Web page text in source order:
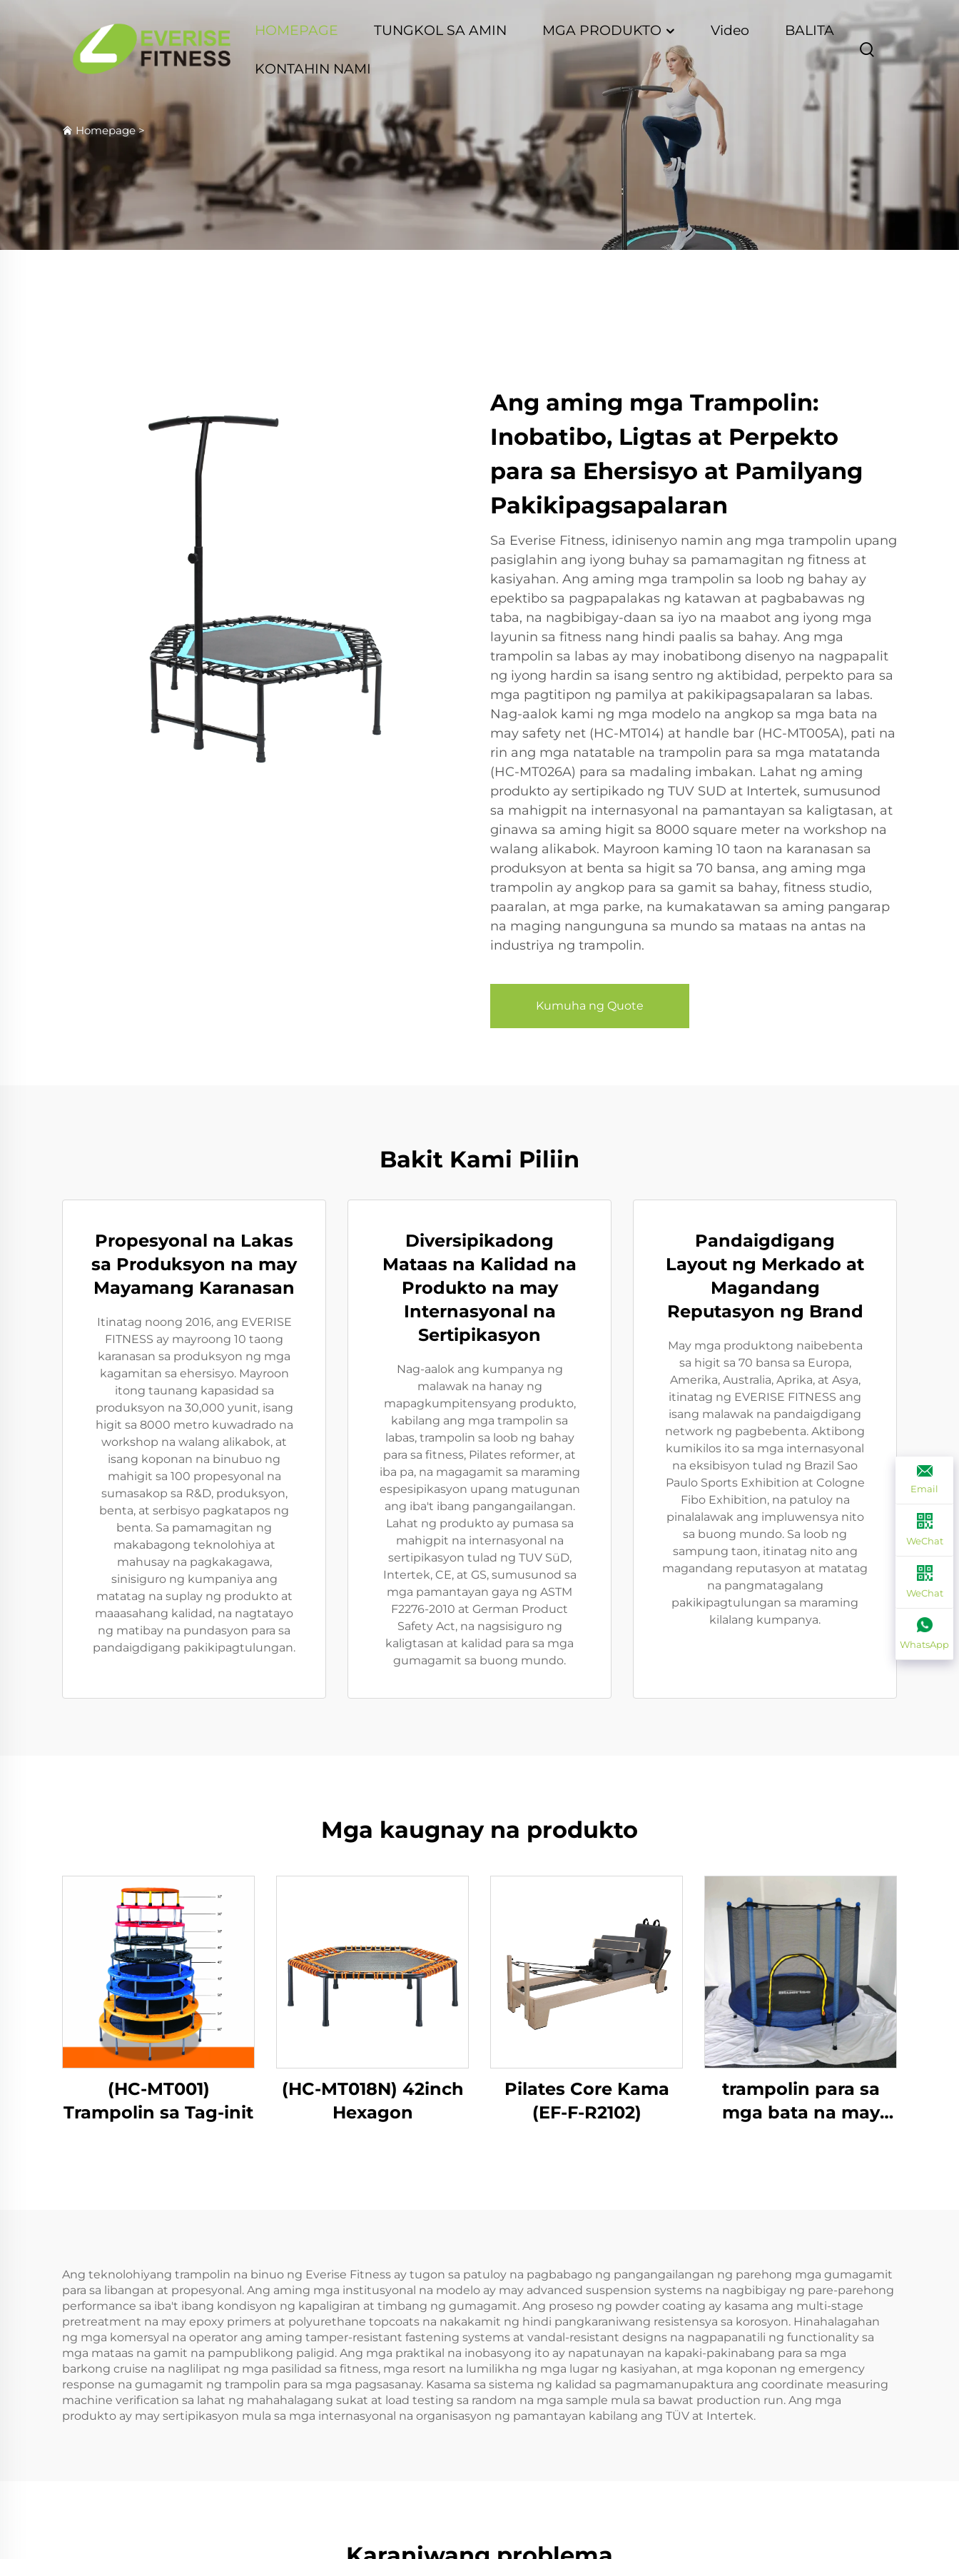
HOMEPAGE TUNGKOL SA AMIN MGA PRODUKTO Video BALITA
KONTAHIN NAMI
Homepage>
Ang aming mga Trampolin:
Inobatibo, Ligtas at Perpekto
para sa Ehersisyo at Pamilyang
Pakikipagsapalaran
Sa Everise Fitness, idinisenyo namin ang mga trampolin upang
pasiglahin ang iyong buhay sa pamamagitan ng fitness at
kasiyahan. Ang aming mga trampolin sa loob ng bahay ay
epektibo sa pagpapalakas ng katawan at pagbabawas ng
taba, na nagbibigay-daan sa iyo na maabot ang iyong mga
layunin sa fitness nang hindi paalis sa bahay. Ang mga
trampolin sa labas ay may inobatibong disenyo na nagpapalit
ng iyong hardin sa isang sentro ng aktibidad, perpekto para sa
mga pagtitipon ng pamilya at pakikipagsapalaran sa labas.
Nag-aalok kami ng mga modelo na angkop sa mga bata na
may safety net (HC-MT014) at handle bar (HC-MT005A), pati na
rin ang mga natatable na trampolin para sa mga matatanda
(HC-MT026A) para sa madaling imbakan. Lahat ng aming
produkto ay sertipikado ng TUV SUD at Intertek, sumusunod
sa mahigpit na internasyonal na pamantayan sa kaligtasan, at
ginawa sa aming higit sa 8000 square meter na workshop na
walang alikabok. Mayroon kaming 10 taon na karanasan sa
produksyon at benta sa higit sa 70 bansa, ang aming mga
trampolin ay angkop para sa gamit sa bahay, fitness studio,
paaralan, at mga parke, na kumakatawan sa aming pangarap
na maging nangunguna sa mundo sa mataas na antas na
industriya ng trampolin.
Kumuha ng Quote
Bakit Kami Piliin
Propesyonal na Lakas
sa Produksyon na may
Mayamang Karanasan
Itinatag noong 2016, ang EVERISE
FITNESS ay mayroong 10 taong
karanasan sa produksyon ng mga
kagamitan sa ehersisyo. Mayroon
itong taunang kapasidad sa
produksyon na 30,000 yunit, isang
higit sa 8000 metro kuwadrado na
workshop na walang alikabok, at
isang koponan na binubuo ng
mahigit sa 100 propesyonal na
sumasakop sa R&D, produksyon,
benta, at serbisyo pagkatapos ng
benta. Sa pamamagitan ng
makabagong teknolohiya at
mahusay na pagkakagawa,
sinisiguro ng kumpaniya ang
matatag na suplay ng produkto at
maaasahang kalidad, na nagtatayo
ng matibay na pundasyon para sa
pandaigdigang pakikipagtulungan.
Diversipikadong
Mataas na Kalidad na
Produkto na may
Internasyonal na
Sertipikasyon
Nag-aalok ang kumpanya ng
malawak na hanay ng
mapagkumpitensyang produkto,
kabilang ang mga trampolin sa
labas, trampolin sa loob ng bahay
para sa fitness, Pilates reformer, at
iba pa, na magagamit sa maraming
espesipikasyon upang matugunan
ang iba't ibang pangangailangan.
Lahat ng produkto ay pumasa sa
mahigpit na internasyonal na
sertipikasyon tulad ng TUV SüD,
Intertek, CE, at GS, sumusunod sa
mga pamantayan gaya ng ASTM
F2276-2010 at German Product
Safety Act, na nagsisiguro ng
kaligtasan at kalidad para sa mga
gumagamit sa buong mundo.
Pandaigdigang
Layout ng Merkado at
Magandang
Reputasyon ng Brand
May mga produktong naibebenta
sa higit sa 70 bansa sa Europa,
Amerika, Australia, Aprika, at Asya,
itinatag ng EVERISE FITNESS ang
isang malawak na pandaigdigang
network ng pagbebenta. Aktibong
kumikilos ito sa mga internasyonal
na eksibisyon tulad ng Brazil Sao
Paulo Sports Exhibition at Cologne
Fibo Exhibition, na patuloy na
pinalalawak ang impluwensya nito
sa buong mundo. Sa loob ng
sampung taon, itinatag nito ang
magandang reputasyon at matatag
na pangmatagalang
pakikipagtulungan sa maraming
kilalang kumpanya.
Mga kaugnay na produkto
(HC-MT001)
Trampolin sa Tag-init
(HC-MT018N) 42inch
Hexagon
Pilates Core Kama
(EF-F-R2102)
trampolin para sa
mga bata na may
Ang teknolohiyang trampolin na binuo ng Everise Fitness ay tugon sa patuloy na pagbabago ng pangangailangan ng parehong mga gumagamit
para sa libangan at propesyonal. Ang aming mga institusyonal na modelo ay may advanced suspension systems na nagbibigay ng pare-parehong
performance sa iba't ibang kondisyon ng kapaligiran at timbang ng gumagamit. Ang proseso ng powder coating ay kasama ang multi-stage
pretreatment na may epoxy primers at polyurethane topcoats na nakakamit ng hindi pangkaraniwang resistensya sa korosyon. Hinahalagahan
ng mga komersyal na operator ang aming tamper-resistant fastening systems at vandal-resistant designs na nagpapanatili ng functionality sa
mga mataas na gamit na pampublikong paligid. Ang mga praktikal na inobasyong ito ay napatunayan na kapaki-pakinabang para sa mga
barkong cruise na naglilipat ng mga pasilidad sa fitness, mga resort na lumilikha ng mga lugar ng kasiyahan, at mga koponan ng emergency
response na gumagamit ng trampolin para sa mga pagsasanay. Kasama sa sistema ng kalidad sa pagmamanupaktura ang coordinate measuring
machine verification sa lahat ng mahahalagang sukat at load testing sa random na mga sample mula sa bawat production run. Ang mga
produkto ay may sertipikasyon mula sa mga internasyonal na organisasyon ng pamantayan kabilang ang TÜV at Intertek.
Email
WeChat
WeChat
WhatsApp